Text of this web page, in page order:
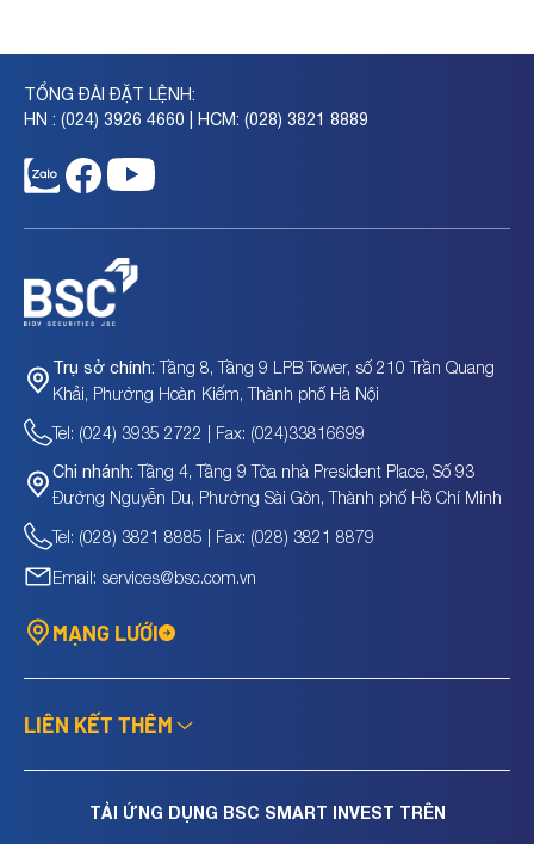
VBB
15,932.7tỷ 10.28
1.21
VCB
492,984.8
VIB
49,528.3tỷ 6.68
TỔNG ĐÀI ĐẶT LỆNH:
HN : (024) 3926 4660 | HCM: (028) 3821 8889
Trụ sở chính: Tầng 8, Tầng 9 LPB Tower, số 210 Trần Quang
Khải, Phường Hoàn Kiếm, Thành phố Hà Nội
Tel: (024) 3935 2722 | Fax: (024)33816699
Chi nhánh: Tầng 4, Tầng 9 Tòa nhà President Place, Số 93
Đường Nguyễn Du, Phường Sài Gòn, Thành phố Hồ Chí Minh
Tel: (028) 3821 8885 | Fax: (028) 3821 8879
Email: services@bsc.com.vn
MẠNG LƯỚI
LIÊN KẾT THÊM
TẢI ỨNG DỤNG BSC SMART INVEST TRÊN